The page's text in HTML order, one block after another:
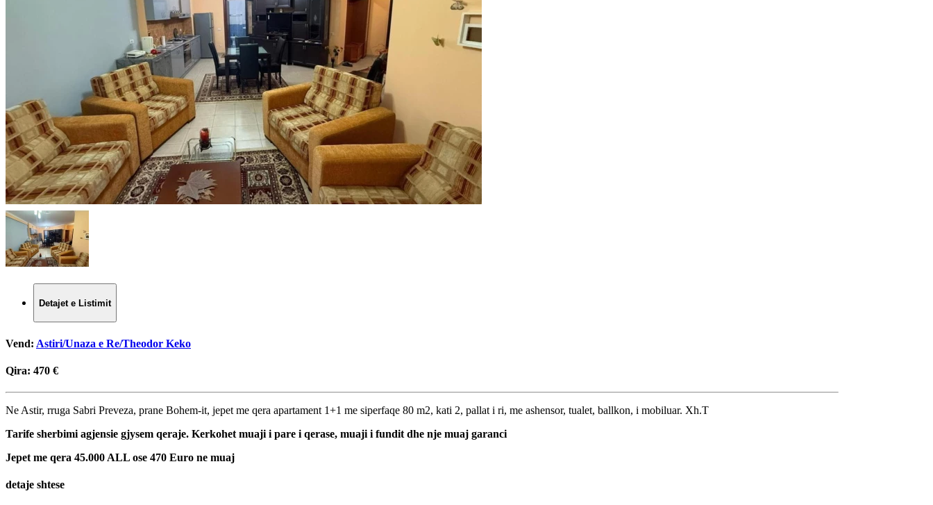
Detajet e Listimit
Vend: Astiri/Unaza e Re/Theodor Keko
Qira: 470 €
Ne Astir, rruga Sabri Preveza, prane Bohem-it, jepet me qera apartament 1+1 me siperfaqe 80 m2, kati 2, pallat i ri, me ashensor, tualet, ballkon, i mobiluar. Xh.T
Tarife sherbimi agjensie gjysem qeraje. Kerkohet muaji i pare i qerase, muaji i fundit dhe nje muaj garanci
Jepet me qera 45.000 ALL ose 470 Euro ne muaj
detaje shtese